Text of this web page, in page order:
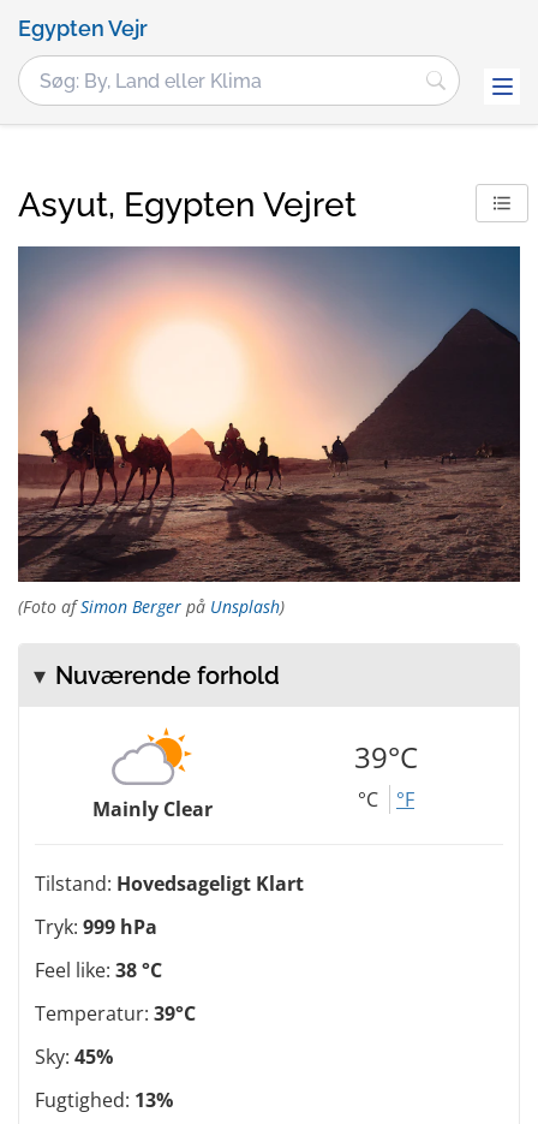
Egypten Vejr
Asyut, Egypten Vejret
(Foto afSimon Berger på Unsplash)
Nuværende forhold
Mainly Clear
39°C
°C °F
Tilstand: Hovedsageligt Klart
Tryk: 999 hPa
Feel like: 38 °C
Temperatur: 39°C
Sky: 45%
Fugtighed: 13%